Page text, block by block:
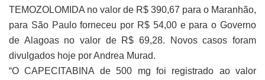
TEMOZOLOMIDA no valor de R$ 390,67 para o Maranhão,
para São Paulo forneceu por R$ 54,00 e para o Governo
de Alagoas no valor de R$ 69,28. Novos casos foram
divulgados hoje por Andrea Murad.
“O CAPECITABINA de 500 mg foi registrado ao valor